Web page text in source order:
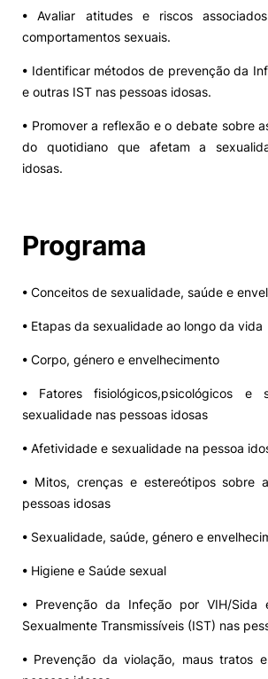
• Avaliar atitudes e riscos
comportamentos sexuais.
• Identificar métodos de prevenção da
e outras IST nas pessoas idosas.
• Promover a reflexão e o debate sobre
do quotidiano que afetam a
idosas.
Programa
• Conceitos de sexualidade, saúde e
• Etapas da sexualidade ao longo da vida
• Corpo, género e envelhecimento
• Fatores fisiológicos,psicológicos e
sexualidade nas pessoas idosas
• Afetividade e sexualidade na pessoa
• Mitos, crenças e estereótipos sobre
pessoas idosas
• Sexualidade, saúde, género e
• Higiene e Saúde sexual
• Prevenção da Infeção por VIH/Sida
Sexualmente Transmissíveis (IST) nas
• Prevenção da violação, maus tratos